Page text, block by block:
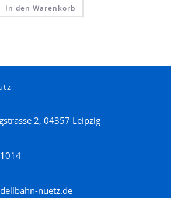
In den Warenkorb
2, 04357 Leipzig
nuetz.de